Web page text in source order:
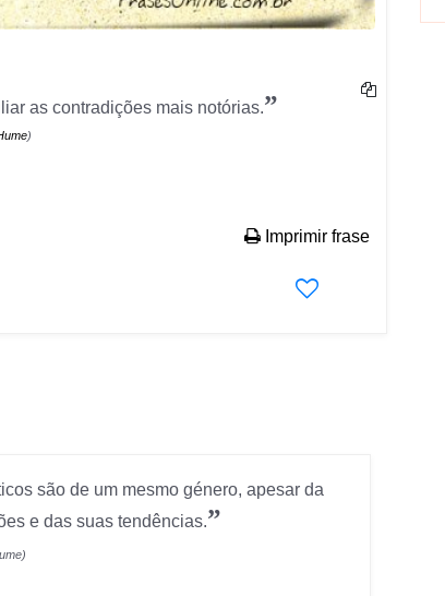
as contradições mais notórias.”
)
Imprimir frase
são de um mesmo género, apesar da
e das suas tendências.”